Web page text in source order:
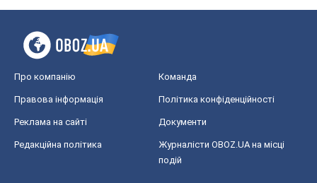
Про компанію Команда
Правова інформація Політика конфіденційності
Реклама на сайті Документи
Редакційна політика
Журналісти OBOZ.UA на місці
подій